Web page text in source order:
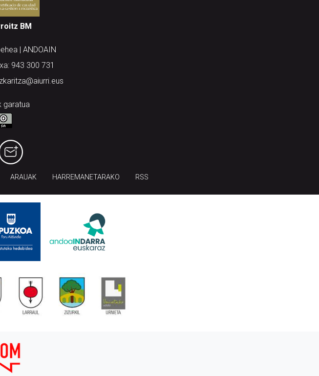
BM
| ANDOAIN
943 300 731
garatua
ARAUAK HARREMANETARAKO RSS